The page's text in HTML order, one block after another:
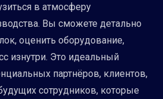
в атмосферу
Вы сможете детально
оценить оборудование,
изнутри. Это идеальный
партнёров, клиентов,
сотрудников, которые